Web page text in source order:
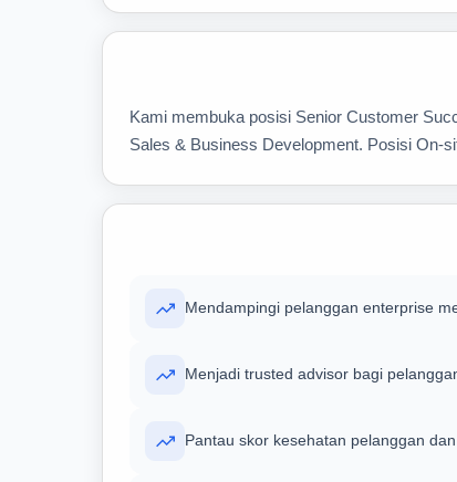
Kami membuka posisi Senior Customer
Sales & Business Development. Posisi On-
Mendampingi pelanggan enterprise
Menjadi trusted advisor bagi
Pantau skor kesehatan pelanggan